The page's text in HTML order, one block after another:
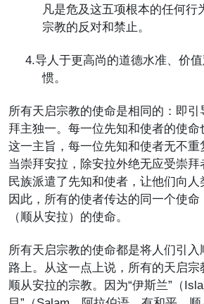
凡是危及这五项根本的任何行
宗教的反对和禁止。
4.导人于更高尚的道德水准、价
惯。
所有天启宗教的使命是相同的：即引
拜主独一。每一位先知和使者的使命
这一主旨，每一位先知和使者无不重
当崇拜安拉，除安拉外绝无应受崇拜
民族派遣了先知和使者，让他们向人
因此，所有的使者传达的同一个使命
（顺从安拉）的使命。
所有天启宗教的使命都是将人们引入
路上。从这一点上说，所有的天启
顺从安拉的宗教。因为“伊斯兰”（